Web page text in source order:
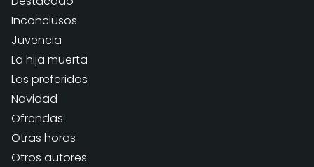
Inconclusos
Juvencia
La hija muerta
Los preferidos
Navidad
Ofrendas
Otras horas
Otros autores